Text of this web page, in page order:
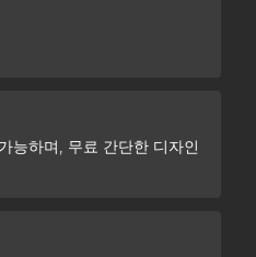
능하며, 무료 간단한 디자인